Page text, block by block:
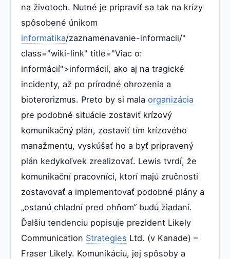
na životoch. Nutné je pripraviť sa tak na krízy
spôsobené únikom
informatika/zaznamenavanie-informacii/"
class="wiki-link" title="Viac o:
informácií">informácií, ako aj na tragické
incidenty, až po prírodné ohrozenia a
bioterorizmus. Preto by si mala organizácia
pre podobné situácie zostaviť krízový
komunikačný plán, zostaviť tím krízového
manažmentu, vyskúšať ho a byť pripravený
plán kedykoľvek zrealizovať. Lewis tvrdí, že
komunikační pracovníci, ktorí majú zručnosti
zostavovať a implementovať podobné plány a
„ostanú chladní pred ohňom“ budú žiadaní.
Ďalšiu tendenciu popisuje prezident Likely
Communication Strategies Ltd. (v Kanade) –
Fraser Likely. Komunikáciu, jej spôsoby a